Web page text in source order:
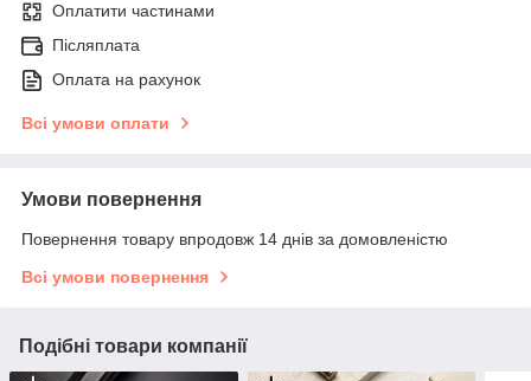
Оплатити частинами
Післяплата
Оплата на рахунок
Всі умови оплати
Умови повернення
Повернення товару впродовж 14 днів за домовленістю
Всі умови повернення
Подібні товари компанії